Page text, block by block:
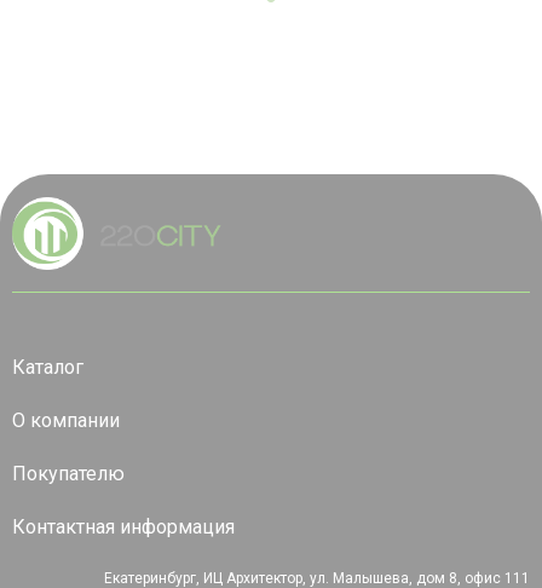
Каталог
О компании
Покупателю
Контактная информация
Екатеринбург, ИЦ Архитектор, ул. Малышева, дом 8, офис 111